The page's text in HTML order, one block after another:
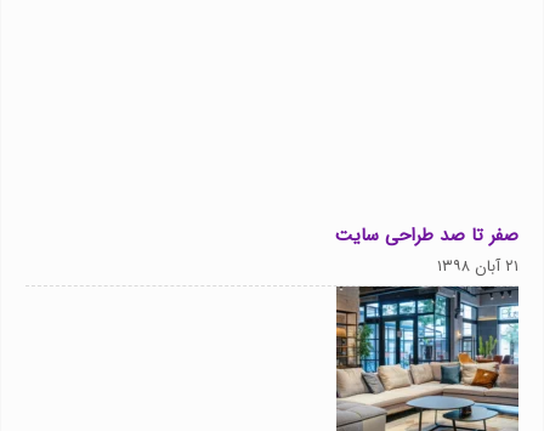
صفر تا صد طراحی سایت
۲۱ آبان ۱۳۹۸